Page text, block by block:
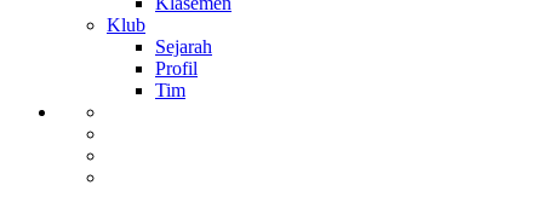
Klub
Sejarah
Profil
Tim